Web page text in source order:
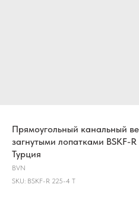
Прямоугольный канальный
загнутыми лопатками BSKF-
Турция
BVN
SKU: BSKF-R 225-4 T